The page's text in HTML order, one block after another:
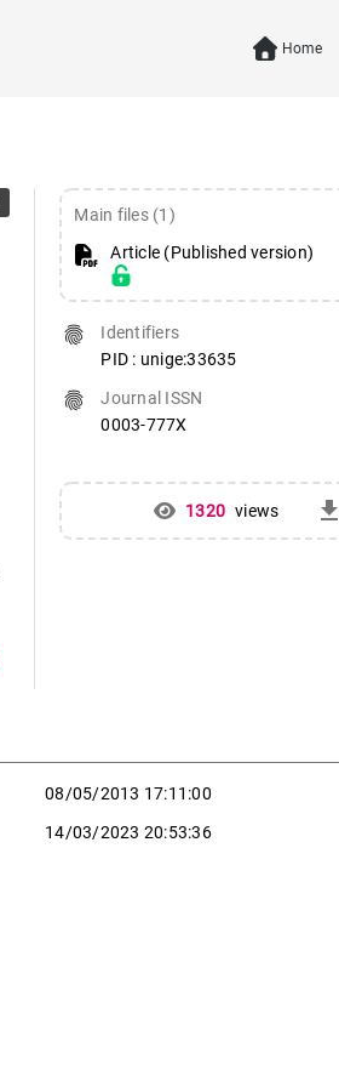
Home
Main files (1)
Article (Published version)
fingerprint
Identifiers
PID : unige:33635
fingerprint
Journal ISSN
0003-777X
1320 views get_app
08/05/2013 17:11:00
14/03/2023 20:53:36